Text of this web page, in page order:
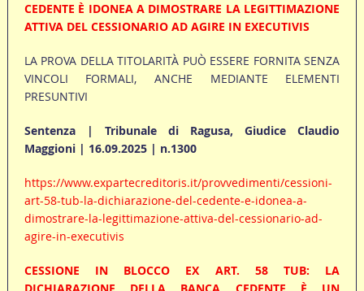
CEDENTE È IDONEA A DIMOSTRARE LA LEGITTIMAZIONE
ATTIVA DEL CESSIONARIO AD AGIRE IN EXECUTIVIS
LA PROVA DELLA TITOLARITÀ PUÒ ESSERE FORNITA SENZA
VINCOLI FORMALI, ANCHE MEDIANTE ELEMENTI
PRESUNTIVI
Sentenza | Tribunale di Ragusa, Giudice Claudio
Maggioni | 16.09.2025 | n.1300
https://www.expartecreditoris.it/provvedimenti/cessioni-
art-58-tub-la-dichiarazione-del-cedente-e-idonea-a-
dimostrare-la-legittimazione-attiva-del-cessionario-ad-
agire-in-executivis
CESSIONE IN BLOCCO EX ART. 58 TUB: LA